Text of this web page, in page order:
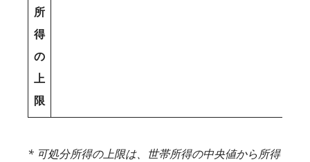
所
得
の
上
限
* 可処分所得の上限は、世帯所得の中央値から所得